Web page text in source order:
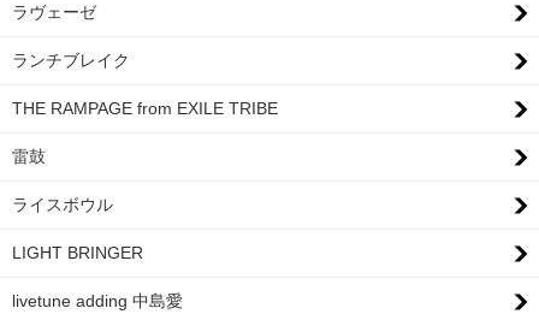
ラヴェーゼ
ランチブレイク
THE RAMPAGE from EXILE TRIBE
雷鼓
ライスボウル
LIGHT BRINGER
livetune adding 中島愛